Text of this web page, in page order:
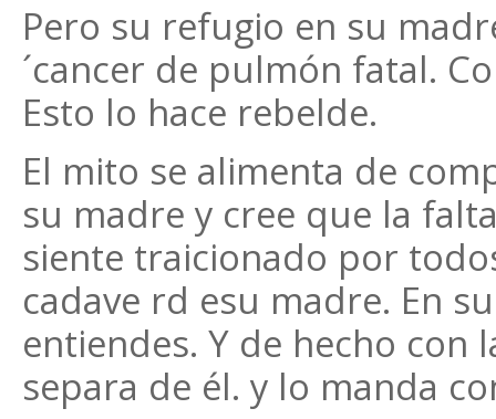
Pero su refugio en su
´cancer de pulmón fatal.
Esto lo hace rebelde.
El mito se alimenta de
su madre y cree que la
siente traicionado por
cadave rd esu madre. En
entiendes. Y de hecho
separa de él. y lo manda